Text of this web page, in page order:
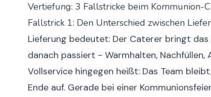
Vertiefung: 3 Fallstricke beim Kommunion-
Fallstrick 1: Den Unterschied zwischen
Lieferung bedeutet: Der Caterer bringt das
danach passiert - Warmhalten,
Vollservice hingegen heißt: Das Team
Ende auf. Gerade bei einer